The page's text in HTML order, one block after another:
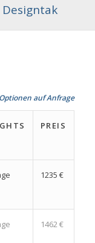
auf Anfrage
PREIS
1235 €
1462 €